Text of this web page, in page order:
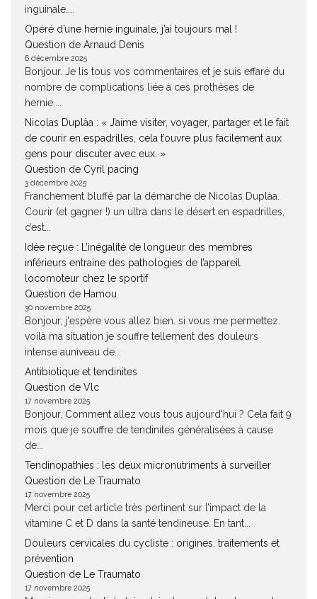
inguinale....
Opéré d’une hernie inguinale, j’ai toujours mal !
Question de Arnaud Denis
6 décembre 2025
Bonjour. Je lis tous vos commentaires et je suis effaré du
nombre de complications liée à ces prothèses de
hernie....
Nicolas Duplàa : « J’aime visiter, voyager, partager et le fait
de courir en espadrilles, cela t’ouvre plus facilement aux
gens pour discuter avec eux. »
Question de Cyril pacing
3 décembre 2025
Franchement bluffé par la démarche de Nicolas Duplàa.
Courir (et gagner !) un ultra dans le désert en espadrilles,
c’est...
Idée reçue : L’inégalité de longueur des membres
inférieurs entraine des pathologies de l’appareil
locomoteur chez le sportif
Question de Hamou
30 novembre 2025
Bonjour, j'espère vous allez bien. si vous me permettez.
voilà ma situation je souffre tellement des douleurs
intense auniveau de...
Antibiotique et tendinites
Question de Vlc
17 novembre 2025
Bonjour, Comment allez vous tous aujourd'hui ? Cela fait 9
mois que je souffre de tendinites généralisées à cause
de...
Tendinopathies : les deux micronutriments à surveiller
Question de Le Traumato
17 novembre 2025
Merci pour cet article très pertinent sur l’impact de la
vitamine C et D dans la santé tendineuse. En tant...
Douleurs cervicales du cycliste : origines, traitements et
prévention
Question de Le Traumato
17 novembre 2025